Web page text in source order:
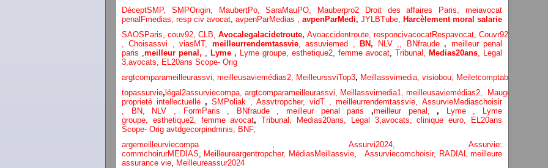
DéceptSMP, SMPOrigin, MaubertPo,SaraMauPO, Mauberpro2 Droit des affaires Paris,meiavocat
penalFmedias, resp civ avocat, avpenParMedias , avpenParMedi, JYLBTube, Harcèlement moral salarie
SAOSParis, couv92, CLB, Avocalegalacidetroute, Avoaccidentroute, responcivacocatRespavocat, Couvr92,
,Choisassvi ,viasMT, meilleurrendemtassvie,assuviemed , BN, NLV ,, BNfraude, meilleur penal
paris ,meilleur penal, , Lyme , Lyme groupe, esthetique2, femme avocat, Tribunal, Medias20ans, Legal
3,avocats, EL20ans Scope- Orig
argtcomparameilleurassvi, meilleusaviemédias2, MeilleurssviTop3, Meillassvimedia, visiobou, Meiletcomptableparis
topassurvie, légal2assurviecompa, argtcomparameilleurassvi, Meillassvimedia1, meilleusaviemédias2, Maugepodecep,
proprieté intellectuelle , SMPoliak ,Assvtropcher,vidT ,meilleurrendemtassvie,AssurvieMediaschoisir
,
BN, NLV , FormParis , BNfraude , meilleur penal paris ,meilleur penal,, Lyme ,
Lyme
groupe, esthetique2, femme avocat,Tribunal, Medias20ans, Legal 3,avocats, cliniqueeuro,
EL20ans
Scope- Orig avtdgecorpindmnis, BNF,
argemeilleurviecompa , Assurvi2024,Assurvie:
commchoirurMEDIAS, Meilleureargentropcher, Médias Meillassvie,Assurviecomchoisir, RADIAL meilleure
assurance vie, Meilleureassur2024